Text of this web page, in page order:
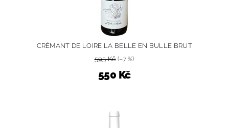
CRÉMANT DE LOIRE LA BELLE EN BULLE BRUT
595 Kč(–7 %)
550 Kč